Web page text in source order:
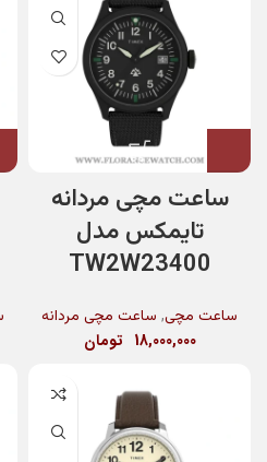
ساعت مچی مردانه
تایمکس مدل
TW2W23400
ساعت مچی, ساعت مچی مردانه
18,000,000 تومان